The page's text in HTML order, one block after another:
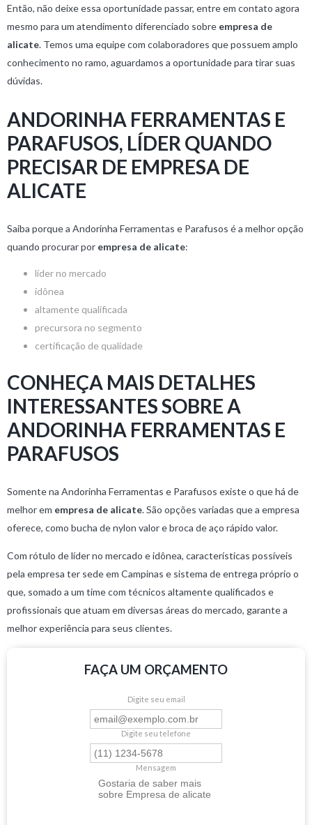
Então, não deixe essa oportunidade passar, entre em contato agora
mesmo para um atendimento diferenciado sobre empresa de
alicate. Temos uma equipe com colaboradores que possuem amplo
conhecimento no ramo, aguardamos a oportunidade para tirar suas
dúvidas.
ANDORINHA FERRAMENTAS E
PARAFUSOS, LÍDER QUANDO
PRECISAR DE EMPRESA DE
ALICATE
Saiba porque a Andorinha Ferramentas e Parafusos é a melhor opção
quando procurar por empresa de alicate:
líder no mercado
idônea
altamente qualificada
precursora no segmento
certificação de qualidade
CONHEÇA MAIS DETALHES
INTERESSANTES SOBRE A
ANDORINHA FERRAMENTAS E
PARAFUSOS
Somente na Andorinha Ferramentas e Parafusos existe o que há de
melhor em empresa de alicate. São opções variadas que a empresa
oferece, como bucha de nylon valor e broca de aço rápido valor.
Com rótulo de líder no mercado e idônea, características possíveis
pela empresa ter sede em Campinas e sistema de entrega próprio o
que, somado a um time com técnicos altamente qualificados e
profissionais que atuam em diversas áreas do mercado, garante a
melhor experiência para seus clientes.
FAÇA UM ORÇAMENTO
Digite seu email
Digite seu telefone
Mensagem